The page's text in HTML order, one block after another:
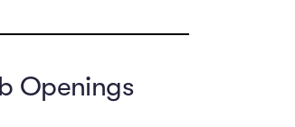
Openings